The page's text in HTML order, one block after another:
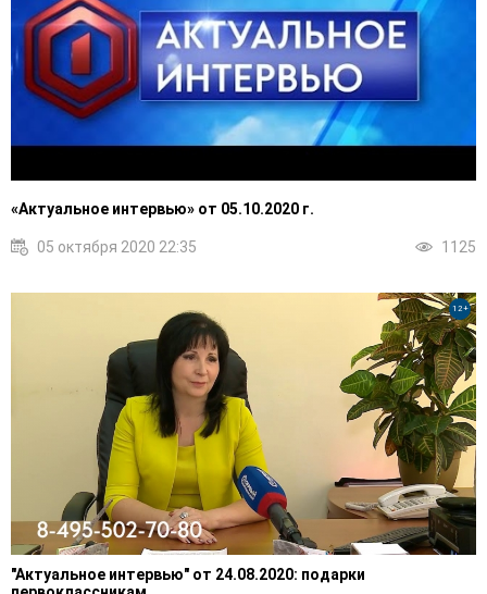
«Актуальное интервью» от 05.10.2020 г.
05 октября 2020 22:35 1125
"Актуальное интервью" от 24.08.2020: подарки
12+